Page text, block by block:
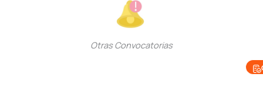
Otras Convocatorias